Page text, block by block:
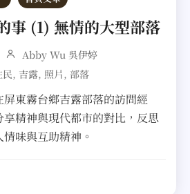
事 (1) 無情的大型部落
Abby Wu 吳伊婷
民, 吉露, 照片 , 部落
東霧台鄉吉露部落的訪問經
精神與現代都市的對比，反思
味與互助精神。